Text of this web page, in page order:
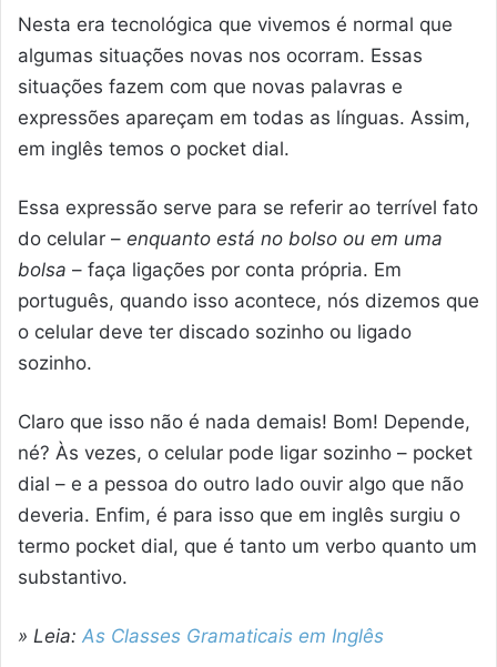
Nesta era tecnológica que vivemos é normal que
algumas situações novas nos ocorram. Essas
situações fazem com que novas palavras e
expressões apareçam em todas as línguas. Assim,
em inglês temos o pocket dial.
Essa expressão serve para se referir ao terrível fato
do celular – enquanto está no bolso ou em uma
bolsa – faça ligações por conta própria. Em
português, quando isso acontece, nós dizemos que
o celular deve ter discado sozinho ou ligado
sozinho.
Claro que isso não é nada demais! Bom! Depende,
né? Às vezes, o celular pode ligar sozinho – pocket
dial – e a pessoa do outro lado ouvir algo que não
deveria. Enfim, é para isso que em inglês surgiu o
termo pocket dial, que é tanto um verbo quanto um
substantivo.
» Leia: As Classes Gramaticais em Inglês